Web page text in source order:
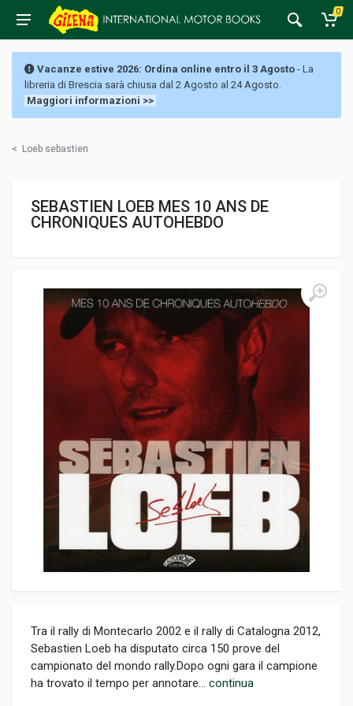
0
Vacanze estive 2026: Ordina online entro il 3 Agosto - La
libreria di Brescia sarà chiusa dal 2 Agosto al 24 Agosto.
Maggiori informazioni >>
< Loeb sebastien
SEBASTIEN LOEB MES 10 ANS DE
CHRONIQUES AUTOHEBDO
Tra il rally di Montecarlo 2002 e il rally di Catalogna 2012,
Sebastien Loeb ha disputato circa 150 prove del
campionato del mondo rally.Dopo ogni gara il campione
ha trovato il tempo per annotare... continua